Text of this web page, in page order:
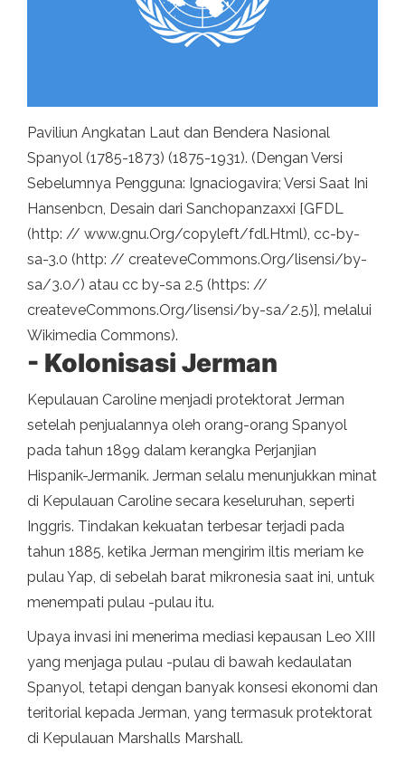
Paviliun Angkatan Laut dan Bendera Nasional
Spanyol (1785-1873) (1875-1931). (Dengan Versi
Sebelumnya Pengguna: Ignaciogavira; Versi Saat Ini
Hansenbcn, Desain dari Sanchopanzaxxi [GFDL
(http: // www.gnu.Org/copyleft/fdl.Html), cc-by-
sa-3.0 (http: // createveCommons.Org/lisensi/by-
sa/3.0/) atau cc by-sa 2.5 (https: //
createveCommons.Org/lisensi/by-sa/2.5)], melalui
Wikimedia Commons).
- Kolonisasi Jerman
Kepulauan Caroline menjadi protektorat Jerman
setelah penjualannya oleh orang-orang Spanyol
pada tahun 1899 dalam kerangka Perjanjian
Hispanik-Jermanik. Jerman selalu menunjukkan minat
di Kepulauan Caroline secara keseluruhan, seperti
Inggris. Tindakan kekuatan terbesar terjadi pada
tahun 1885, ketika Jerman mengirim iltis meriam ke
pulau Yap, di sebelah barat mikronesia saat ini, untuk
menempati pulau -pulau itu.
Upaya invasi ini menerima mediasi kepausan Leo XIII
yang menjaga pulau -pulau di bawah kedaulatan
Spanyol, tetapi dengan banyak konsesi ekonomi dan
teritorial kepada Jerman, yang termasuk protektorat
di Kepulauan Marshalls Marshall.